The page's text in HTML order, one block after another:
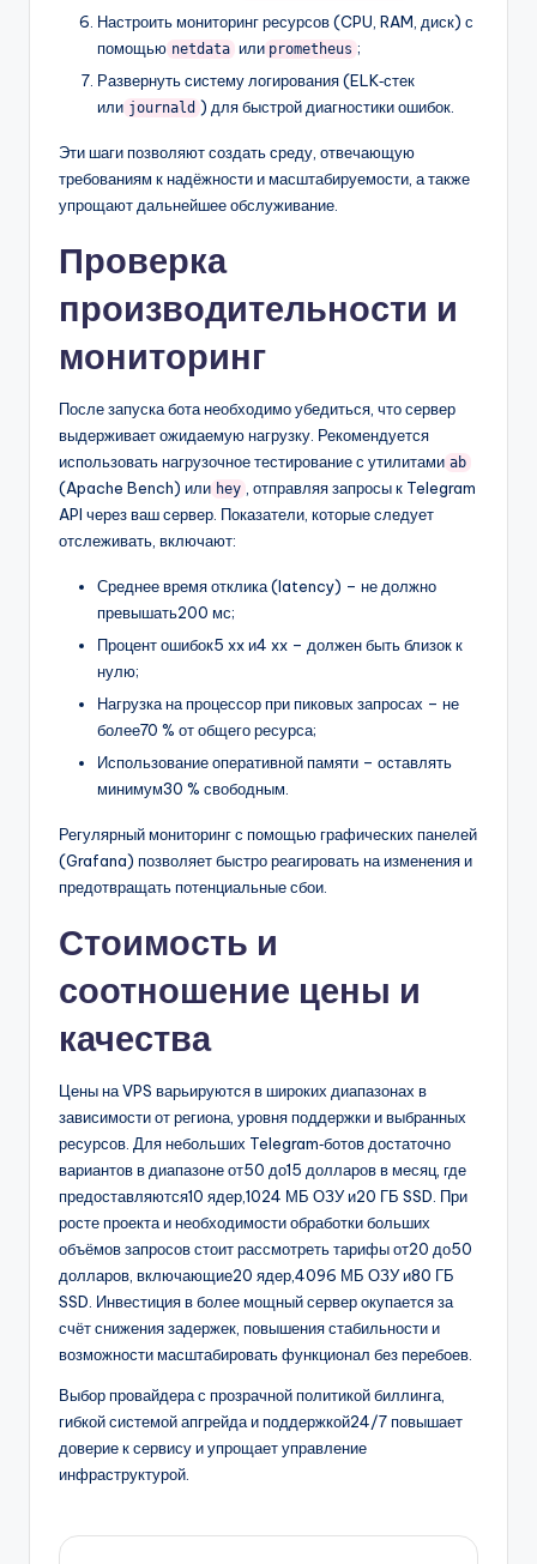
Настроить мониторинг ресурсов (CPU, RAM, диск) с
помощью netdata или prometheus ;
Развернуть систему логирования (ELK‑стек
или journald ) для быстрой диагностики ошибок.
Эти шаги позволяют создать среду, отвечающую
требованиям к надёжности и масштабируемости, а также
упрощают дальнейшее обслуживание.
Проверка
производительности и
мониторинг
После запуска бота необходимо убедиться, что сервер
выдерживает ожидаемую нагрузку. Рекомендуется
использовать нагрузочное тестирование с утилитами ab
(Apache Bench) или hey
, отправляя запросы к Telegram
API через ваш сервер. Показатели, которые следует
отслеживать, включают:
Среднее время отклика (latency) – не должно
превышать200 мс;
Процент ошибок5 xx и4 xx – должен быть близок к
нулю;
Нагрузка на процессор при пиковых запросах – не
более70 % от общего ресурса;
Использование оперативной памяти – оставлять
минимум30 % свободным.
Регулярный мониторинг с помощью графических панелей
(Grafana) позволяет быстро реагировать на изменения и
предотвращать потенциальные сбои.
Стоимость и
соотношение цены и
качества
Цены на VPS варьируются в широких диапазонах в
зависимости от региона, уровня поддержки и выбранных
ресурсов. Для небольших Telegram‑ботов достаточно
вариантов в диапазоне от50 до15 долларов в месяц, где
предоставляются10 ядер,1024 МБ ОЗУ и20 ГБ SSD. При
росте проекта и необходимости обработки больших
объёмов запросов стоит рассмотреть тарифы от20 до50
долларов, включающие20 ядер,4096 МБ ОЗУ и80 ГБ
SSD. Инвестиция в более мощный сервер окупается за
счёт снижения задержек, повышения стабильности и
возможности масштабировать функционал без перебоев.
Выбор провайдера с прозрачной политикой биллинга,
гибкой системой апгрейда и поддержкой24/7 повышает
доверие к сервису и упрощает управление
инфраструктурой.